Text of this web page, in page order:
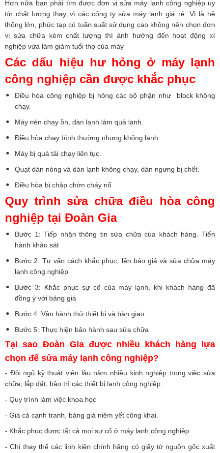
Hơn nữa bạn phải tìm được đơn vị sửa máy lạnh công nghiệp uy
tín chất lượng thay vì các công ty sửa máy lạnh giá rẻ. Vì là hệ
thống lớn, phức tạp có tuần suất sử dụng cao không nên chọn đơn
vị sửa chữa kém chất lượng thì ảnh hưởng đến hoạt động xí
nghiệp vừa làm giảm tuổi thọ của máy
Các dấu hiệu hư hỏng ở máy lạnh
công nghiệp cần được khắc phục
Điều hòa công nghiệp bị hỏng các bộ phận như block không
chạy.
Máy nén chạy ồn, dàn lạnh làm quá lạnh.
Điều hòa chạy bình thường nhưng không lạnh.
Máy bị quá tải chạy liên tục.
Quạt dàn nóng và dàn lạnh không chạy, dàn ngưng bị chết.
Điều hòa bị chập chờn cháy nổ
Quy trình sửa chữa điều hòa công
nghiệp tại Đoàn Gia
Bước 1: Tiếp nhận thông tin sửa chữa của khách hàng. Tiến
hành khảo sát
Bước 2: Tư vấn cách khắc phục, lên báo giá và sửa chữa máy
lạnh công nghiệp
Bước 3: Khắc phục sự cố của máy lạnh, khi khách hàng đã
đồng ý với bảng giá
Bước 4: Vận hành thử thiết bị và bàn giao
Bước 5: Thực hiện bảo hành sau sửa chữa
Tại sao Đoàn Gia được nhiều khách hàng lựa
chọn để sửa máy lạnh công nghiệp?
- Đội ngũ kỹ thuật viên lâu năm nhiều kinh nghiệp trong việc sửa
chữa, lắp đặt, bảo trì các thiết bị lạnh công nghiệp
- Quy trình làm việc khoa học
- Giá cả cạnh tranh, bảng giá niêm yết công khai.
- Khắc phục được tất cả mọi sự cố ở máy lạnh công nghiệp
- Chỉ thay thế các linh kiện chính hãng có giấy tờ nguồn gốc xuất